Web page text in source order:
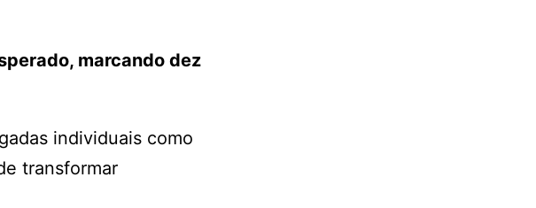
marcando dez
individuais como
transformar